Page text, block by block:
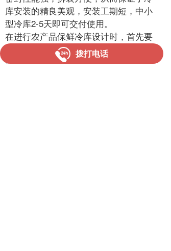
库安装的精良美观，安装工期短，中小
型冷库2-5天即可交付使用。
在进行农产品保鲜冷库设计时，首先要
确定农产品保鲜冷库设计的结构。需要
注意的是，农产品保鲜冷库设计的结构
拨打电话